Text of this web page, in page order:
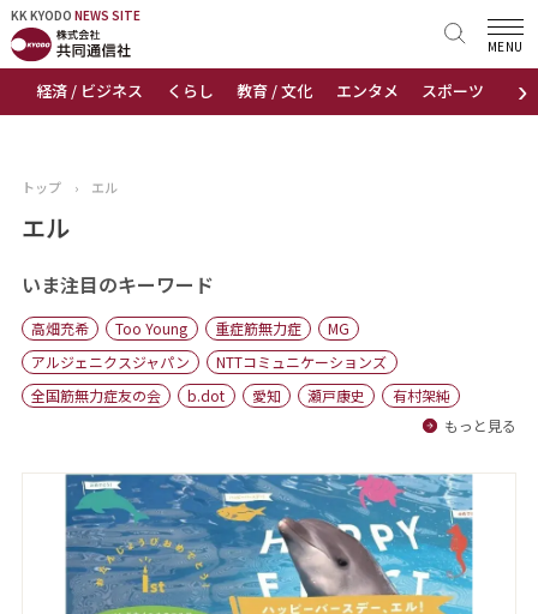
KK KYODO NEWS SITE
›
経済 / ビジネス くらし 教育 / 文化 エンタメ スポーツ 地域
MENU
KK KYODONEWS SITE
トップページ
ニュース
おすすめコンテンツ
出版物
会社概要
トップ › エル
エル
いま注目のキーワード
高畑充希 Too Young 重症筋無力症
MG
アルジェニクスジャパン
NTTコミュニケーションズ
全国筋無力症友の会
b.dot 愛知 瀬戸康史
有村架純
もっと見る